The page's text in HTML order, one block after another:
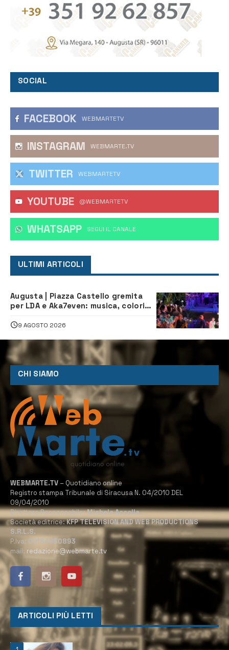
SOCIAL
FACEBOOK WEBMARTETV
INSTAGRAM WEBMARTE.TV
TWITTER WEBMARTETV
YOUTUBE @WEBMARTETV
WHATSAPP ‎SEGUI IL CANALE
ULTIMI ARTICOLI
Augusta | Piazza Castello gremita
per LDA e Aka7even: musica, colori
9 AGOSTO 2026
CHI SIAMO
WEBMARTE.TV – Quotidiano online
Registro stampa Tribunale di Siracusa N. 04/2010 DEL
09/04/2010
Direttore Responsabile:Michele Accolla
Società editrice:KFP TELEVISION AND WEB PRODUCTIONS
S.R.L.S.
P.Iva: 02184950893
mail: redazione@webmarte.tv
ARTICOLI PIÙ LETTI